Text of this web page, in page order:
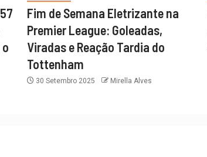
Fim de Semana Eletrizante na
Premier League: Goleadas,
Viradas e Reação Tardia do
Tottenham
30 Setembro 2025 Mirella Alves